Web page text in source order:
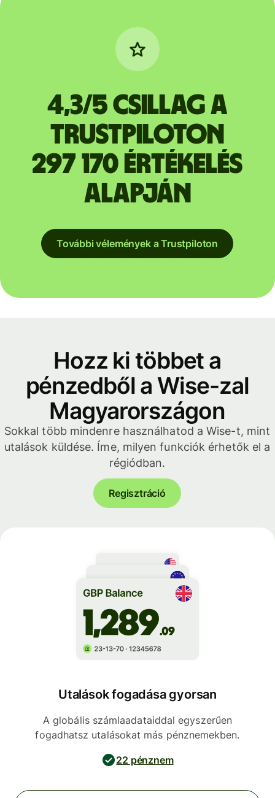
4,3/5 csillag a
Trustpiloton
297 170 értékelés
alapján
További vélemények a Trustpiloton
Hozz ki többet a
pénzedből a Wise-zal
Magyarországon
Sokkal több mindenre használhatod a Wise-t, mint
utalások küldése. Íme, milyen funkciók érhetők el a
régiódban.
Regisztráció
Utalások fogadása gyorsan
A globális számlaadataiddal egyszerűen
fogadhatsz utalásokat más pénznemekben.
22 pénznem